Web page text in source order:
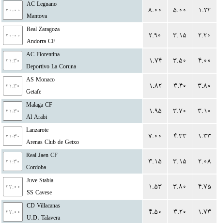
۲۰:۰۰
AC Legnano
Mantova
۸.۰۰ ۵.۰۰ ۱.۲۲
۲۰:۰۰
Real Zaragoza
Andorra CF
۲.۹۰ ۳.۱۵ ۲.۲۰
۲۱:۳۰
AC Fiorentina
Deportivo La Coruna
۱.۷۴ ۳.۵۰ ۴.۰۰
۲۱:۳۰
AS Monaco
Getafe
۱.۸۲ ۳.۴۰ ۳.۸۰
۲۱:۳۰
Malaga CF
Al Arabi
۱.۹۵ ۳.۷۰ ۳.۱۰
۲۱:۳۰
Lanzarote
Arenas Club de Getxo
۷.۰۰ ۴.۳۳ ۱.۳۳
۲۱:۳۰
Real Jaen CF
Cordoba
۳.۱۵ ۳.۱۵ ۲.۰۸
۲۲:۰۰
Juve Stabia
SS Cavese
۱.۵۳ ۳.۸۰ ۴.۷۵
۲۲:۰۰
CD Villacanas
U.D. Talavera
۴.۵۰ ۳.۲۰ ۱.۷۳